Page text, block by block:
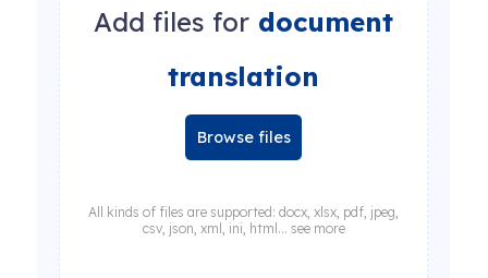
Add files for document
translation
Browse files
All kinds of files are supported: docx, xlsx, pdf, jpeg,
csv, json, xml, ini, html... see more